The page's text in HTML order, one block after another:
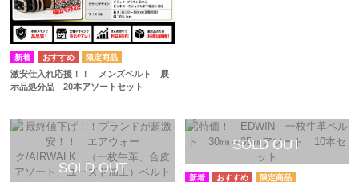
激安仕入れ応援！！ メンズベルト 展
示品処分品 20本アソートセット